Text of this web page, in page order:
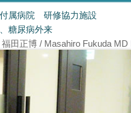
属病院 研修協力施設
糖尿病外来
田正博 / Masahiro Fukuda MD